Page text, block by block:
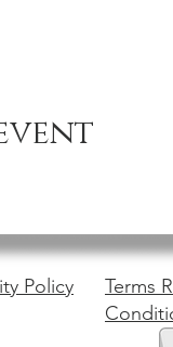
Policy
Terms